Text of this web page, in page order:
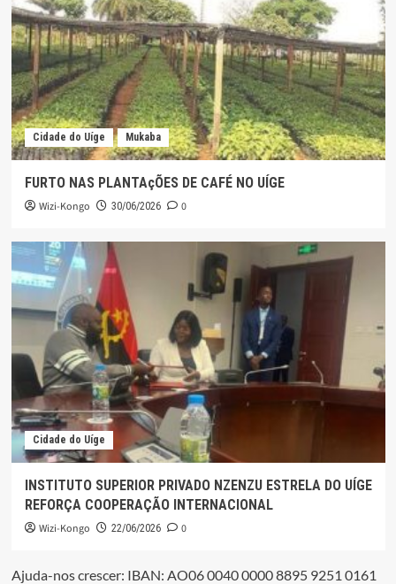
Cidade do Uíge Mukaba
FURTO NAS PLANTAçÕES DE CAFÉ NO UÍGE
Wizi-Kongo 30/06/2026 0
Cidade do Uíge
INSTITUTO SUPERIOR PRIVADO NZENZU ESTRELA DO UÍGE
REFORÇA COOPERAÇÃO INTERNACIONAL
Wizi-Kongo 22/06/2026 0
Ajuda-nos crescer: IBAN: AO06 0040 0000 8895 9251 0161